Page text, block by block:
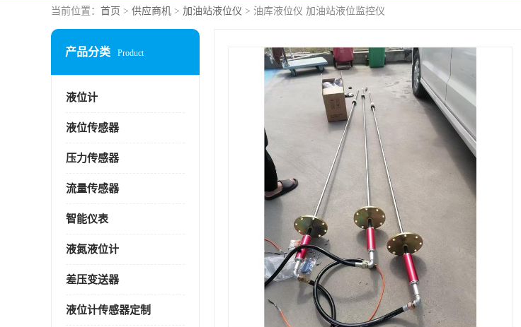
当前位置： 首页 > 供应商机 > 加油站液位仪 > 油库液位仪 加油站液位监控仪
产品分类 Product
液位计
液位传感器
压力传感器
流量传感器
智能仪表
液氮液位计
差压变送器
液位计传感器定制